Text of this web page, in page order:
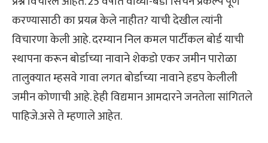
करण्यासाठी का प्रयत्न केले नाहीत? याची देखील त्यांनी
विचारणा केली आहे. दरम्यान निल कमल पार्टीकल बोर्ड याची
स्थापना करून बोर्डाच्या नावाने शेकडो एकर जमीन पारोळा
तालुक्यात म्हसवे गावा लगत बोर्डाच्या नावाने हडप केलीली
जमीन कोणाची आहे. हेही विद्यमान आमदारने जनतेला सांगितले
पाहिजे.असे ते म्हणाले आहेत.